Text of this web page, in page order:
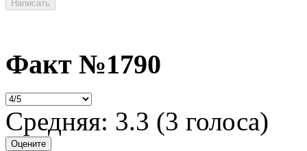
Факт №1790
Средняя: 3.3 (3 голоса)